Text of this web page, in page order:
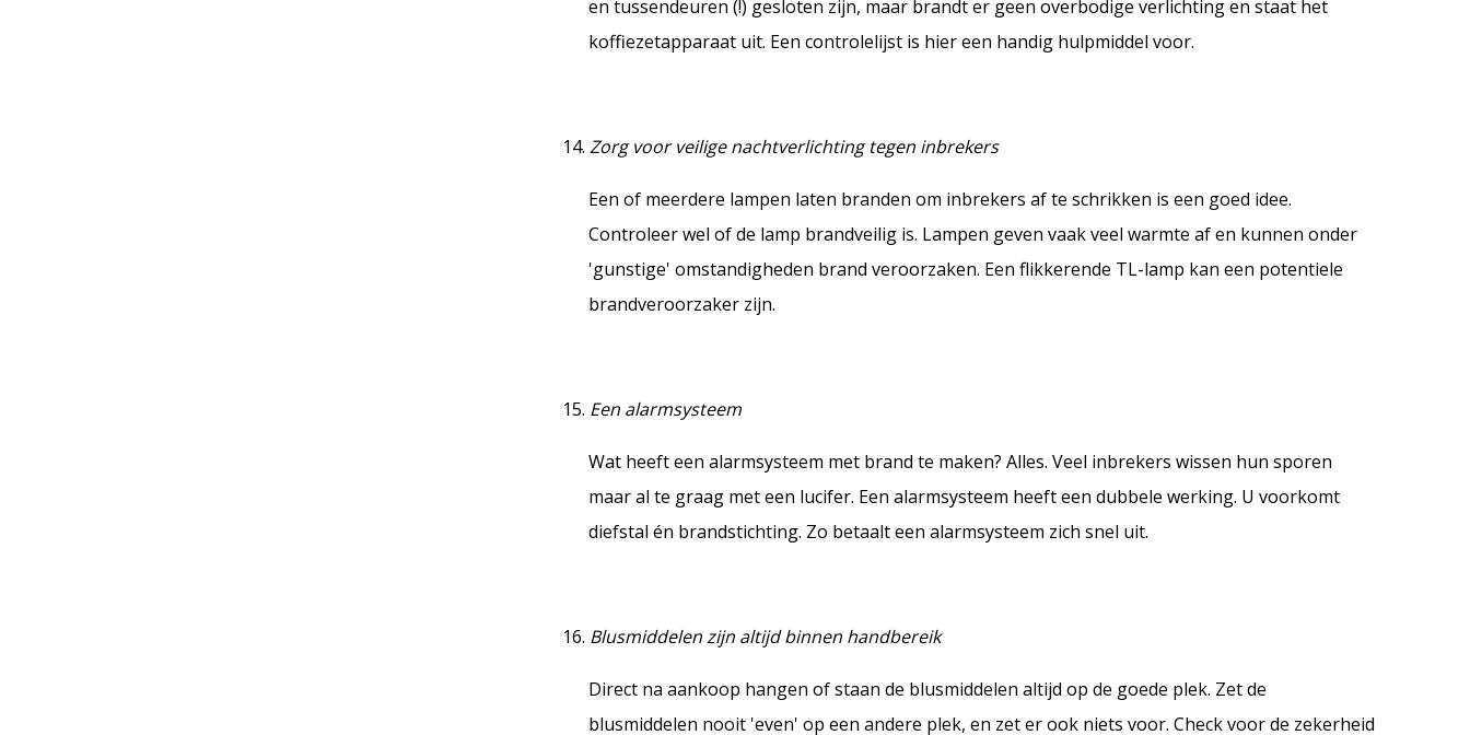
en tussendeuren (!) gesloten zijn, maar brandt er geen overbodige verlichting en staat het
koffiezetapparaat uit. Een controlelijst is hier een handig hulpmiddel voor.
Zorg voor veilige nachtverlichting tegen inbrekers
Een of meerdere lampen laten branden om inbrekers af te schrikken is een goed idee.
Controleer wel of de lamp brandveilig is. Lampen geven vaak veel warmte af en kunnen onder
'gunstige' omstandigheden brand veroorzaken. Een flikkerende TL-lamp kan een potentiele
brandveroorzaker zijn.
Een alarmsysteem
Wat heeft een alarmsysteem met brand te maken? Alles. Veel inbrekers wissen hun sporen
maar al te graag met een lucifer. Een alarmsysteem heeft een dubbele werking. U voorkomt
diefstal én brandstichting. Zo betaalt een alarmsysteem zich snel uit.
Blusmiddelen zijn altijd binnen handbereik
Direct na aankoop hangen of staan de blusmiddelen altijd op de goede plek. Zet de
blusmiddelen nooit 'even' op een andere plek, en zet er ook niets voor. Check voor de zekerheid